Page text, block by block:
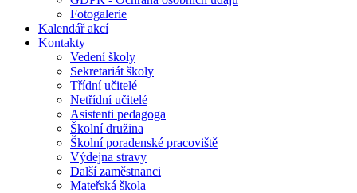
Fotogalerie
Kalendář akcí
Kontakty
Vedení školy
Sekretariát školy
Třídní učitelé
Netřídní učitelé
Asistenti pedagoga
Školní družina
Školní poradenské pracoviště
Výdejna stravy
Další zaměstnanci
Mateřská škola